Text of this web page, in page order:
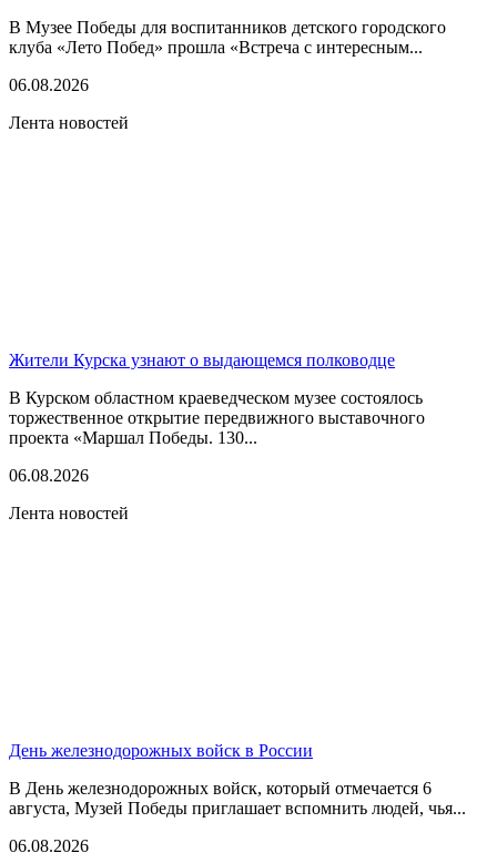
В Музее Победы для воспитанников детского городского
клуба «Лето Побед» прошла «Встреча с интересным...
06.08.2026
Лента новостей
Жители Курска узнают о выдающемся полководце
В Курском областном краеведческом музее состоялось
торжественное открытие передвижного выставочного
проекта «Маршал Победы. 130...
06.08.2026
Лента новостей
День железнодорожных войск в России
В День железнодорожных войск, который отмечается 6
августа, Музей Победы приглашает вспомнить людей, чья...
06.08.2026